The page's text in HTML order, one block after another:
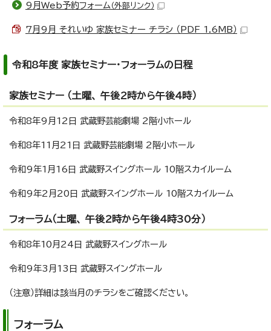
9月Web予約フォーム （外部リンク）
7月9月 それいゆ 家族セミナー チラシ （PDF 1.6MB）
令和8年度 家族セミナー・フォーラムの日程
家族セミナー （土曜、 午後2時から午後4時）
令和8年9月12日 武蔵野芸能劇場 2階小ホール
令和8年11月21日 武蔵野芸能劇場 2階小ホール
令和9年1月16日 武蔵野スイングホール 10階スカイルーム
令和9年2月20日 武蔵野スイングホール 10階スカイルーム
フォーラム（土曜、 午後2時から午後4時30分）
令和8年10月24日 武蔵野スイングホール
令和9年3月13日 武蔵野スイングホール
（注意）詳細は該当月のチラシをご確認ください。
フォーラム